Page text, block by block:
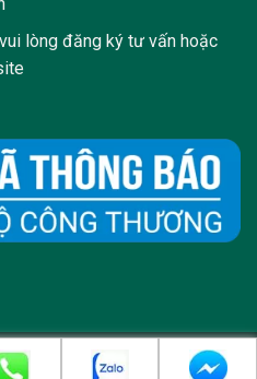
lòng đăng ký tư vấn hoặc
được sở hữu và quản lý bởi:
PyLoRa - pylora.com